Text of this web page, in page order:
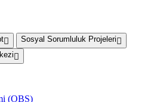
Sosyal Sorumluluk Projeleri
(OBS)